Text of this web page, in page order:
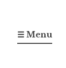
☰ Menu